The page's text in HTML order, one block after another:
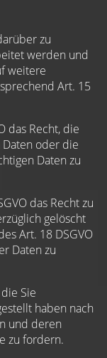
zu
werden und
weitere
Art. 15
das Recht, die
oder die
Daten zu
das Recht zu
gelöscht
Art. 18 DSGVO
Daten zu
Sie
haben nach
und deren
zu fordern.